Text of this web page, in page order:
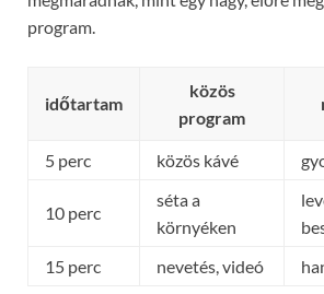
program.
időtartam
közös
program
5 perc közös kávé
10 perc
séta a
környéken
15 perc
nevetés, videó